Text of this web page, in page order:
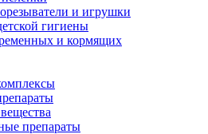
и игрушки
гигиены
и кормящих
препараты